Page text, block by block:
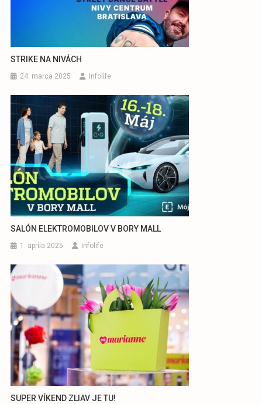
STRIKE NA NIVÁCH
24. marca 2025 Infolife
SALÓN ELEKTROMOBILOV V BORY MALL
1. apríla 2025 Infolife
SUPER VÍKEND ZLIAV JE TU!